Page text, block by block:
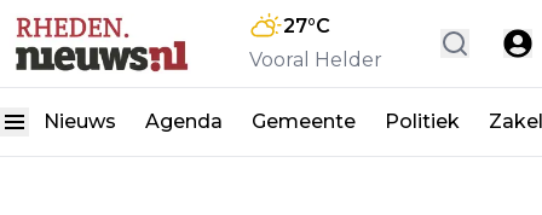
27°C
Vooral Helder
Nieuws Agenda Gemeente Politiek